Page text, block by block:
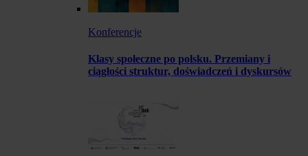
Konferencje
Klasy społeczne po polsku. Przemiany i
ciągłości struktur, doświadczeń i dyskursów